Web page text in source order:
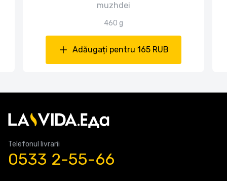
muzhdei
460 g
Adăugați pentru 165 RUB
Telefonul livrarii
0533 2-55-66